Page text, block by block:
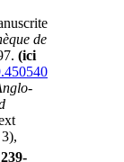
de
(ici
239-